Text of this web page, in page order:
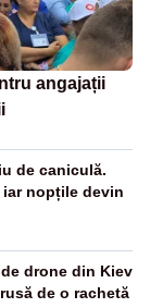
angajații
de caniculă.
iar nopțile devin
drone din Kiev
de o rachetă